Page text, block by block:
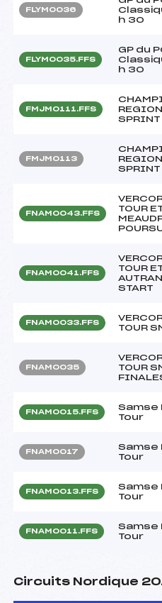
FLYM0036
h 30
FLYM0035.FFS
GP du
h 30
FMJM0111.FFS
SPRINT
FMJM0113
SPRINT
FNAM0043.FFS
TOUR
FNAM0041.FFS
TOUR
START
FNAM0033.FFS
TOUR
FNAM0035
TOUR
FNAM0015.FFS
Samse
Tour
FNAM0017
Samse
Tour
FNAM0013.FFS
Samse
Tour
FNAM0011.FFS
Samse
Tour
Circuits Nordique